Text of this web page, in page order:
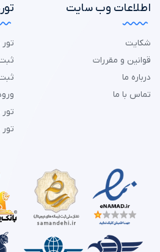
اطلاعات وب سایت
شکایت
قوانین و مقررات
درباره ما
تماس با ما
ثبت